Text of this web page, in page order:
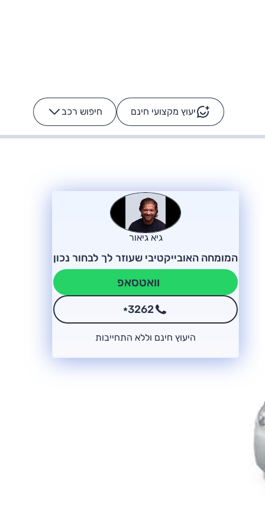
יעוץ מקצועי חינם חיפוש רכב -
על מה נוסע
הרכב לא מתקלקל. המסך
כן
גיא גיאור
המומחה האובייקטיבי שעוזר לך לבחור נכון
וואטסאפ
*3262
היעוץ חינם וללא התחייבות